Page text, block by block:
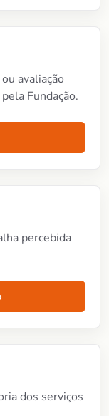
avaliação
Fundação.
percebida
dos serviços